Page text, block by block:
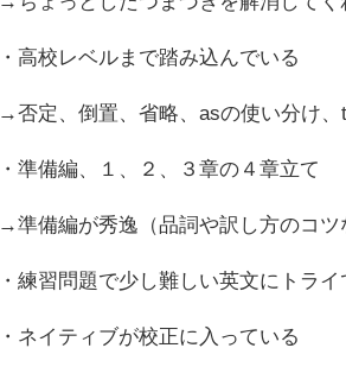
・高校レベルまで踏み込んでいる
→否定、倒置、省略、asの使い分け
・準備編、１、２、３章の４章立て
→準備編が秀逸（品詞や訳し方のコツ
・練習問題で少し難しい英文にトライ
・ネイティブが校正に入っている